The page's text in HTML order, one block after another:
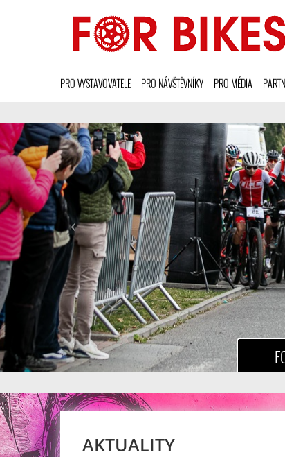
PRO VYSTAVOVATELE PRO NÁVŠTĚVNÍKY PRO MÉDIA
1 2 3 4
AKTUALITY